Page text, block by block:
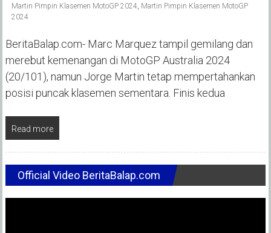
Martin Pimpin Klasemen MotoGP 2024, Martin Pimpin Klasemen MotoGP
2024
BeritaBalap.com- Marc Marquez tampil gemilang dan
merebut kemenangan di MotoGP Australia 2024
(20/101), namun Jorge Martin tetap mempertahankan
posisi puncak klasemen sementara. Finis kedua
Read more
Official Video BeritaBalap.com